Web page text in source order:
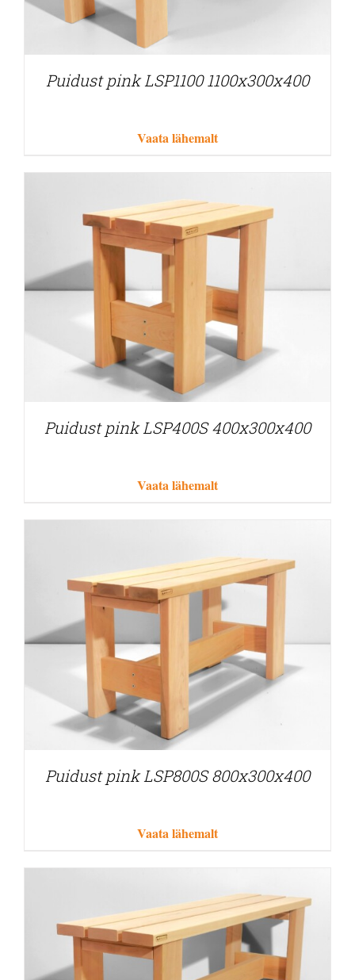
Puidust pink LSP1100 1100x300x400
Vaata lähemalt
Puidust pink LSP400S 400x300x400
Vaata lähemalt
Puidust pink LSP800S 800x300x400
Vaata lähemalt